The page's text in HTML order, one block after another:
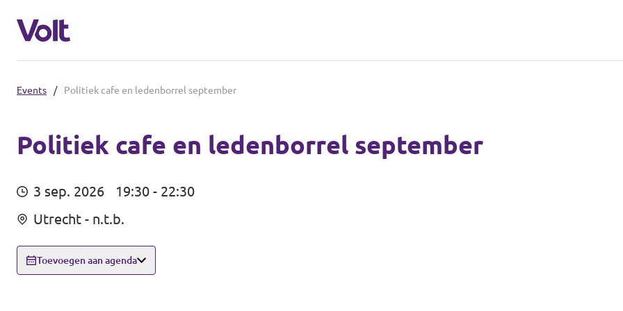
De communities in de Provincie Utrecht
Volt Utrecht (Afdeling)
Volt Amersfoort
Volt De Bilt
Mensen
Events / Politiek cafe en ledenborrel september
Politiek cafe en ledenborrel september
3 sep. 2026
19:30 - 22:30
Utrecht - n.t.b.
Toevoegen aan agenda